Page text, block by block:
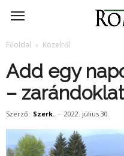
RomKat.ro
Főoldal Közelről
Add egy
–
Szerző: Szerk. - 2022. július 30.